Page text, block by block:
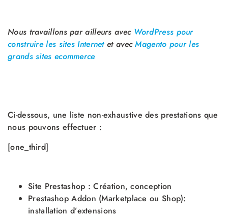
Nous travaillons par ailleurs avec WordPress pour
construire les sites Internet et avecMagento pour les
grands sites ecommerce
Ci-dessous, une liste non-exhaustive des prestations que
nous pouvons effectuer :
[one_third]
Site Prestashop : Création, conception
Prestashop Addon (Marketplace ou Shop):
installation d’extensions